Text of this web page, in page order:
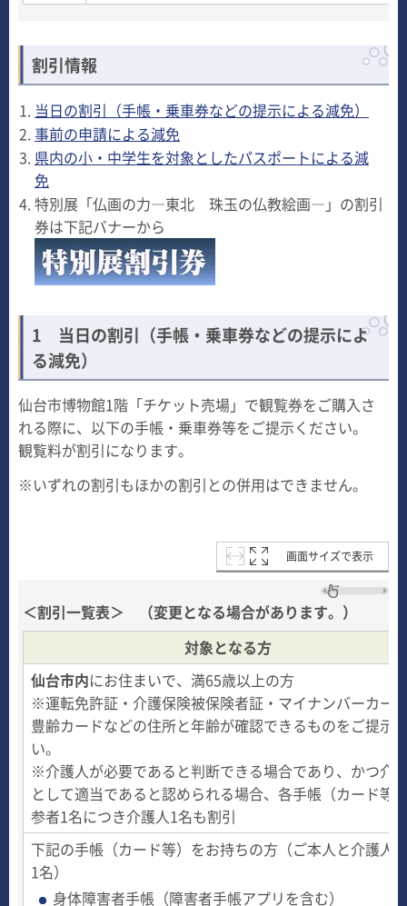
割引情報
当日の割引（手帳・乗車券などの提示による減免）
事前の申請による減免
県内の小・中学生を対象としたパスポートによる減
免
特別展「仏画の力―東北 珠玉の仏教絵画―」の割引
券は下記バナーから
1 当日の割引（手帳・乗車券などの提示によ
る減免）
仙台市博物館1階「チケット売場」で観覧券をご購入さ
れる際に、以下の手帳・乗車券等をご提示ください。
観覧料が割引になります。
※いずれの割引もほかの割引との併用はできません。
画面サイズで表示
＜割引一覧表＞ （変更となる場合があります。）
対象となる方
仙台市内にお住まいで、満65歳以上の方
※運転免許証・介護保険被保険者証・マイナンバーカー
豊齢カードなどの住所と年齢が確認できるものをご提示
い。
※介護人が必要であると判断できる場合であり、かつ介
として適当であると認められる場合、各手帳（カード等
参者1名につき介護人1名も割引
下記の手帳（カード等）をお持ちの方（ご本人と介護人
1名）
身体障害者手帳（障害者手帳アプリを含む）